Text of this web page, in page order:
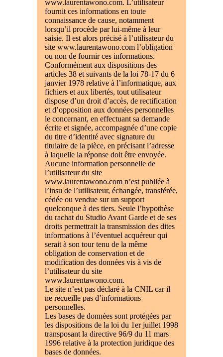
www.laurentawono.com. L’utilisateur
fournit ces informations en toute
connaissance de cause, notamment
lorsqu’il procède par lui-même à leur
saisie. Il est alors précisé à l’utilisateur du
site www.laurentawono.com l’obligation
ou non de fournir ces informations.
Conformément aux dispositions des
articles 38 et suivants de la loi 78-17 du 6
janvier 1978 relative à l’informatique, aux
fichiers et aux libertés, tout utilisateur
dispose d’un droit d’accès, de rectification
et d’opposition aux données personnelles
le concernant, en effectuant sa demande
écrite et signée, accompagnée d’une copie
du titre d’identité avec signature du
titulaire de la pièce, en précisant l’adresse
à laquelle la réponse doit être envoyée.
Aucune information personnelle de
l’utilisateur du site
www.laurentawono.com n’est publiée à
l’insu de l’utilisateur, échangée, transférée,
cédée ou vendue sur un support
quelconque à des tiers. Seule l’hypothèse
du rachat du Studio Avant Garde et de ses
droits permettrait la transmission des dites
informations à l’éventuel acquéreur qui
serait à son tour tenu de la même
obligation de conservation et de
modification des données vis à vis de
l’utilisateur du site
www.laurentawono.com.
Le site n’est pas déclaré à la CNIL car il
ne recueille pas d’informations
personnelles.
Les bases de données sont protégées par
les dispositions de la loi du 1er juillet 1998
transposant la directive 96/9 du 11 mars
1996 relative à la protection juridique des
bases de données.